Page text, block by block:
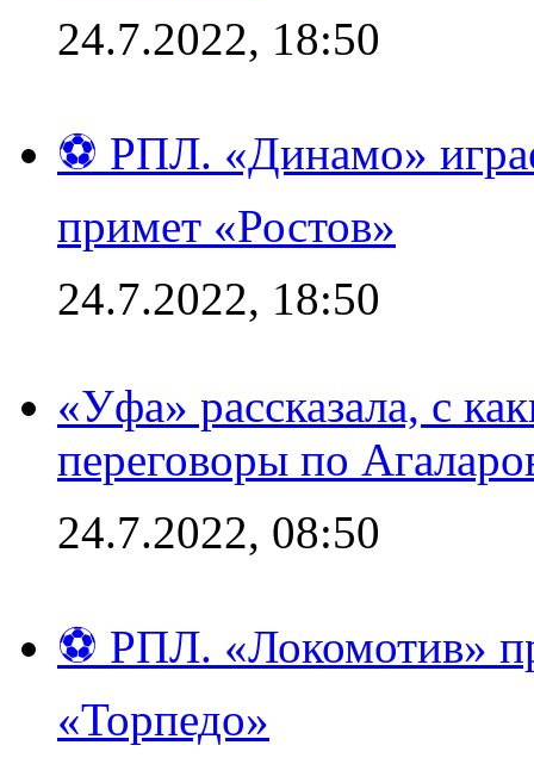
24.7.2022, 18:50
⚽ РПЛ. «Динамо»
примет «Ростов»
24.7.2022, 18:50
«Уфа» рассказала, с
переговоры по
24.7.2022, 08:50
⚽ РПЛ. «Локомотив»
«Торпедо»